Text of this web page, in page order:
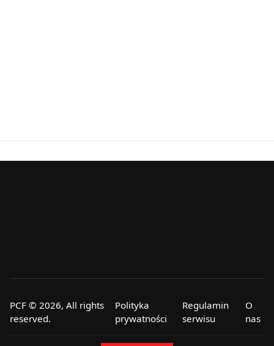
PCF © 2026, All rights
reserved.
Polityka
prywatności
Regulamin
serwisu
O
nas